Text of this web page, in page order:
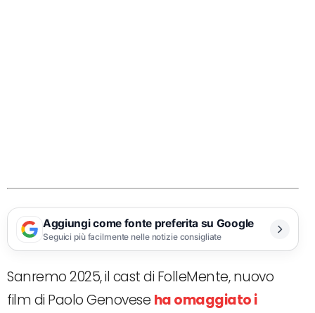
Aggiungi come fonte preferita su Google
Seguici più facilmente nelle notizie consigliate
Sanremo 2025, il cast di FolleMente, nuovo
film di Paolo Genovese ha omaggiato i